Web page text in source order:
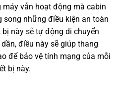
vẫn hoạt động mà cabin
những điều kiện an toàn
này sẽ tự động di chuyển
điều này sẽ giúp thang
để bảo vệ tính mạng của mỗi
bị này.